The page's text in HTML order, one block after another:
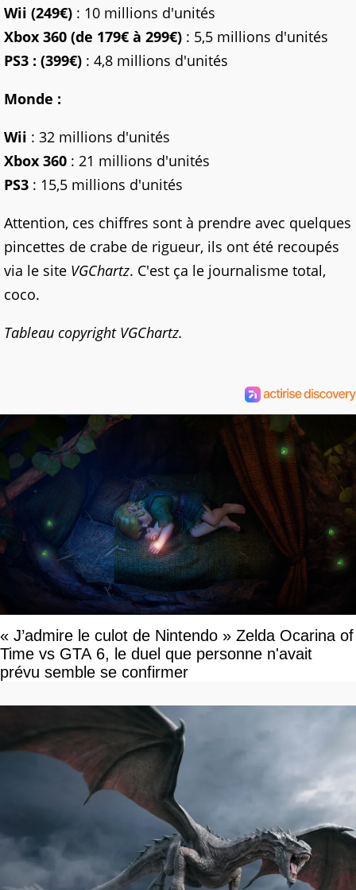
Wii (249€) : 10 millions d'unités
Xbox 360 (de 179€ à 299€) : 5,5 millions d'unités
PS3 : (399€) : 4,8 millions d'unités
Monde :
Wii : 32 millions d'unités
Xbox 360 : 21 millions d'unités
PS3 : 15,5 millions d'unités
Attention, ces chiffres sont à prendre avec quelques
pincettes de crabe de rigueur, ils ont été recoupés
via le site VGChartz. C'est ça le journalisme total,
coco.
Tableau copyright VGChartz.
« J’admire le culot de Nintendo » Zelda Ocarina of
Time vs GTA 6, le duel que personne n'avait
prévu semble se confirmer